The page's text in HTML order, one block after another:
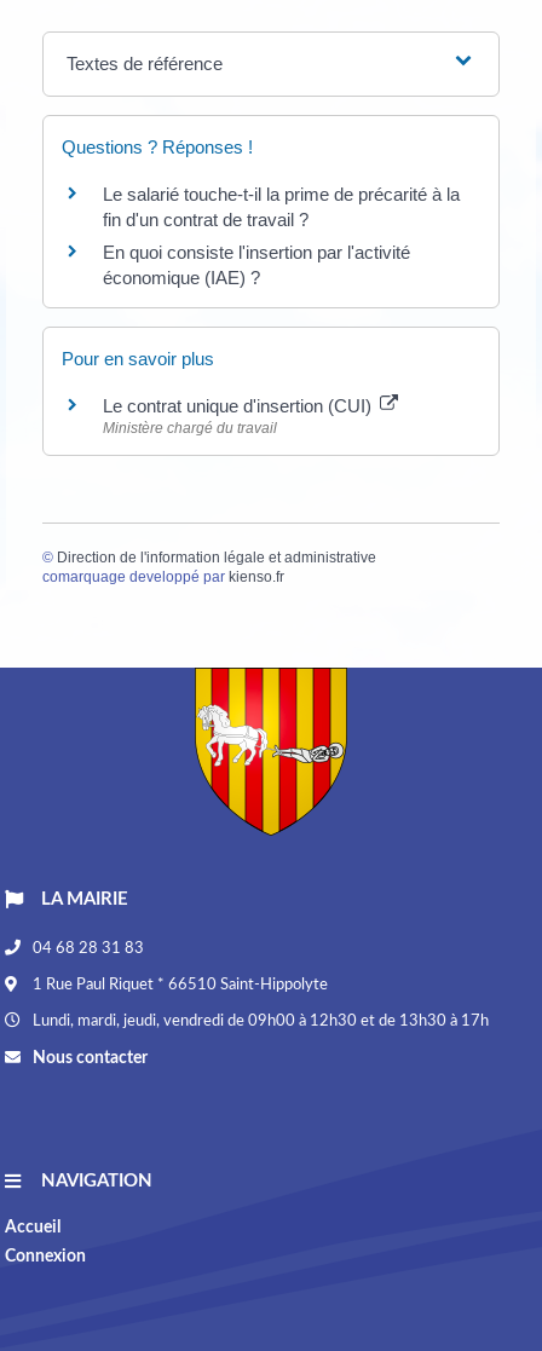
Textes de référence
Questions ? Réponses !
Le salarié touche-t-il la prime de précarité à la
fin d'un contrat de travail ?
En quoi consiste l'insertion par l'activité
économique (IAE) ?
Pour en savoir plus
Le contrat unique d'insertion (CUI)
Ministère chargé du travail
© Direction de l'information légale et administrative
comarquage developpé par kienso.fr
LA MAIRIE
04 68 28 31 83
1 Rue Paul Riquet * 66510 Saint-Hippolyte
Lundi, mardi, jeudi, vendredi de 09h00 à 12h30 et de 13h30 à 17h
Nous contacter
NAVIGATION
Accueil
Connexion